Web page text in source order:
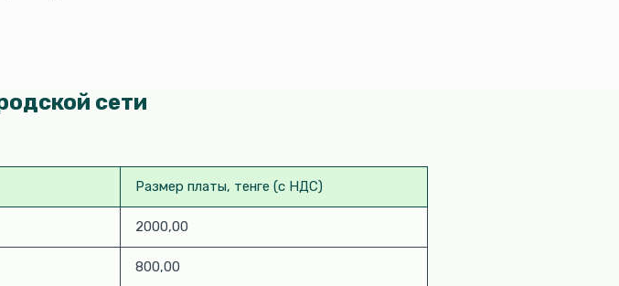
сети
Размер платы, тенге (с НДС)
2000,00
800,00